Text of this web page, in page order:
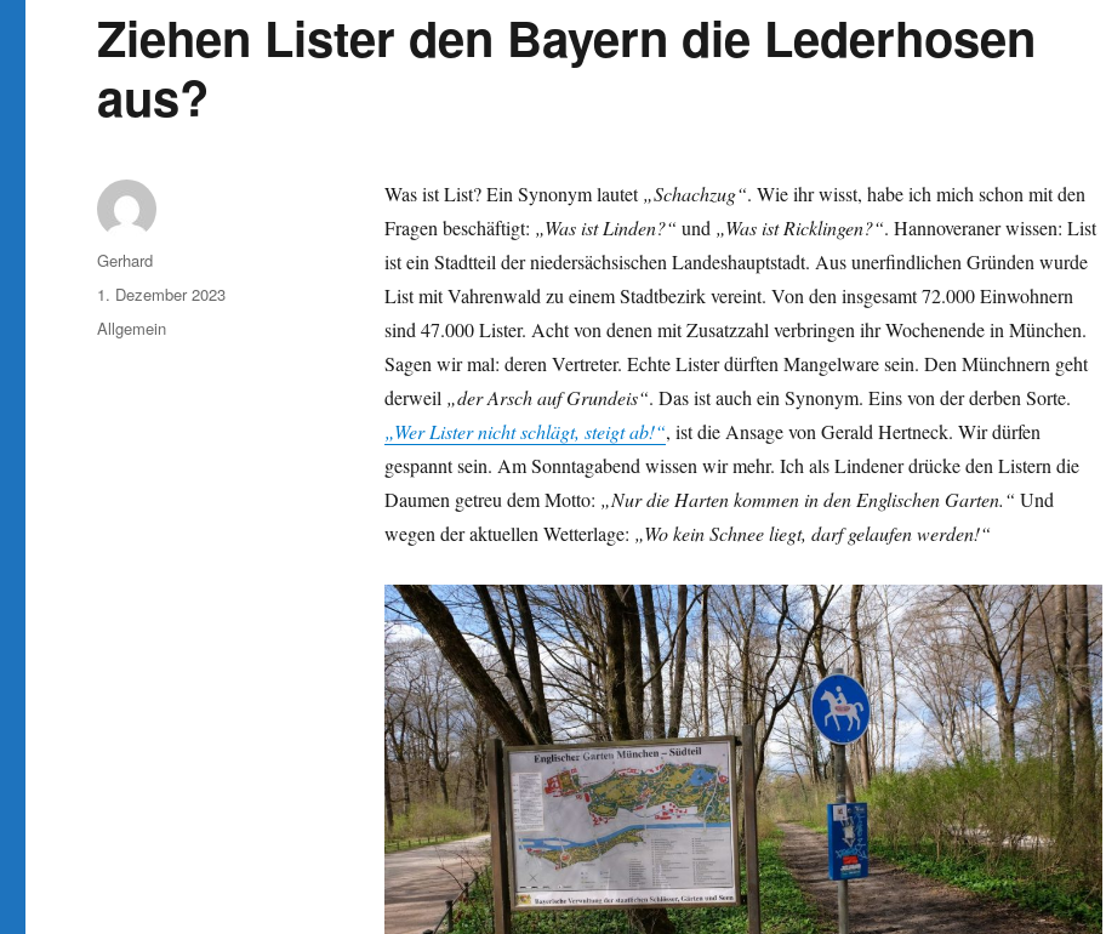
Ziehen Lister den Bayern die Lederhosen
aus?
Was ist List? Ein Synonym lautet„Schachzug“. Wie ihr wisst, habe ich mich schon mit den
Fragen beschäftigt: „Was ist Linden?“ und „Was ist Ricklingen?“. Hannoveraner wissen: List
ist ein Stadtteil der niedersächsischen Landeshauptstadt. Aus unerfindlichen Gründen wurde
List mit Vahrenwald zu einem Stadtbezirk vereint. Von den insgesamt 72.000 Einwohnern
sind 47.000 Lister. Acht von denen mit Zusatzzahl verbringen ihr Wochenende in München.
Sagen wir mal: deren Vertreter. Echte Lister dürften Mangelware sein. Den Münchnern geht
derweil „der Arsch auf Grundeis“. Das ist auch ein Synonym. Eins von der derben Sorte.
„Wer Lister nicht schlägt, steigt ab!“, ist die Ansage von Gerald Hertneck. Wir dürfen
gespannt sein. Am Sonntagabend wissen wir mehr. Ich als Lindener drücke den Listern die
Daumen getreu dem Motto: „Nur die Harten kommen in den Englischen Garten.“ Und
wegen der aktuellen Wetterlage: „Wo kein Schnee liegt, darf gelaufen werden!“
Autor
Gerhard
Veröffentlicht
am
1. Dezember 2023
Kategorien
Allgemein